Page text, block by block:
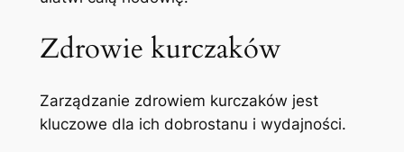
Zdrowie kurczaków
Zarządzanie zdrowiem kurczaków jest
kluczowe dla ich dobrostanu i wydajności.